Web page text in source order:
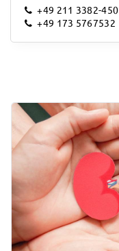
+49 211 3382-450
+49 173 5767532